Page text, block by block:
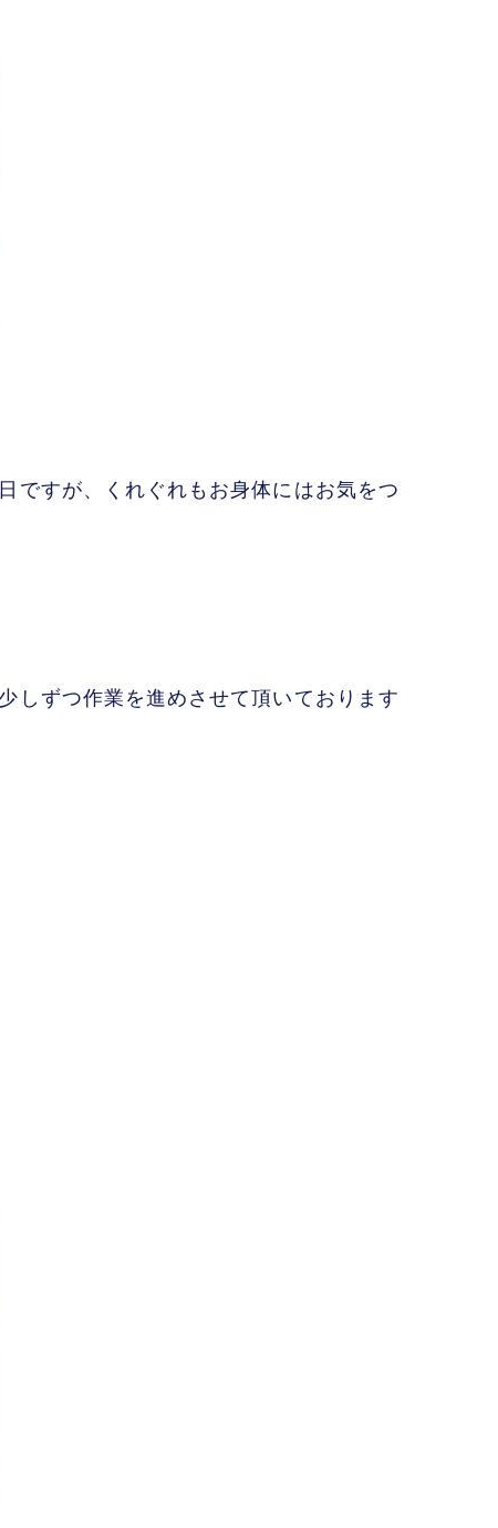
ですが、くれぐれもお身体にはお気をつ
しずつ作業を進めさせて頂いております